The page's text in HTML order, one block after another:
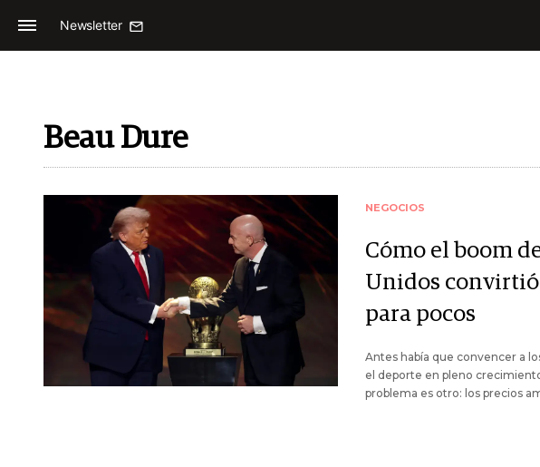
Newsletter
Beau Dure
NEGOCIOS
Cómo el boom
Unidos
para pocos
Antes había que convencer a
el deporte en pleno
problema es otro: los precios